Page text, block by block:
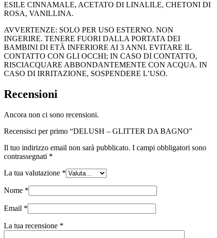
ESILE CINNAMALE, ACETATO DI LINALILE, CHETONI DI
ROSA, VANILLINA.
AVVERTENZE: SOLO PER USO ESTERNO. NON
INGERIRE. TENERE FUORI DALLA PORTATA DEI
BAMBINI DI ETÀ INFERIORE AI 3 ANNI. EVITARE IL
CONTATTO CON GLI OCCHI; IN CASO DI CONTATTO,
RISCIACQUARE ABBONDANTEMENTE CON ACQUA. IN
CASO DI IRRITAZIONE, SOSPENDERE L’USO.
Recensioni
Ancora non ci sono recensioni.
Recensisci per primo “DELUSH – GLITTER DA BAGNO”
Il tuo indirizzo email non sarà pubblicato. I campi obbligatori sono
contrassegnati *
La tua valutazione *
Nome *
Email *
La tua recensione *